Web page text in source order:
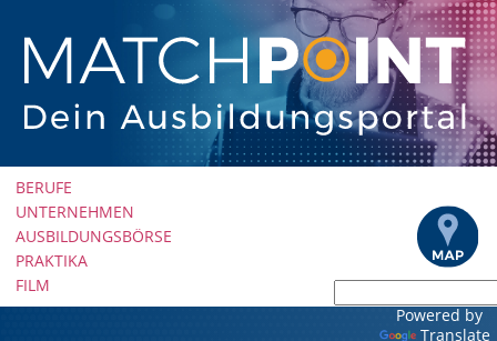
überspringen
BERUFE
UNTERNEHMEN
AUSBILDUNGSBÖRSE
PRAKTIKA
FILM
Powered by
Translate